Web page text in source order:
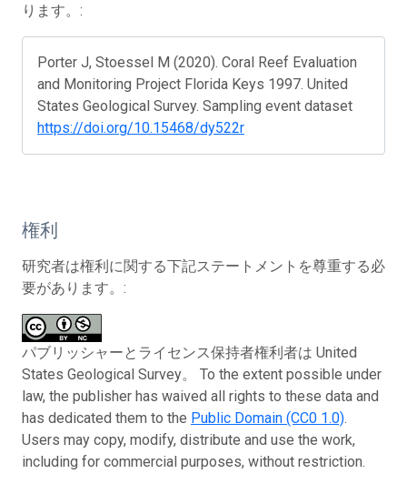
ります。:
Porter J, Stoessel M (2020). Coral Reef Evaluation
and Monitoring Project Florida Keys 1997. United
States Geological Survey. Sampling event dataset
https://doi.org/10.15468/dy522r
権利
研究者は権利に関する下記ステートメントを尊重する必
要があります。:
パブリッシャーとライセンス保持者権利者は United
States Geological Survey。 To the extent possible under
law, the publisher has waived all rights to these data and
has dedicated them to the Public Domain (CC0 1.0).
Users may copy, modify, distribute and use the work,
including for commercial purposes, without restriction.